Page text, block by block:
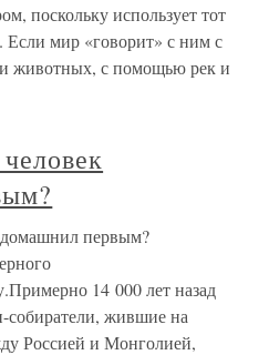
поскольку использует тот
мир «говорит» с ним с
животных, с помощью рек и
первым?
14 000 лет назад
собиратели, жившие на
Россией и Монголией,